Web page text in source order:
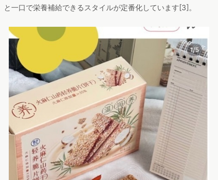
と一口で栄養補給できるスタイルが定番化しています[3]。